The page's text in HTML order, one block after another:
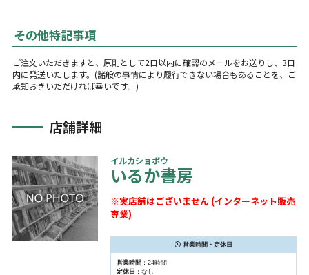
その他特記事項
ご注文いただきますと、原則として2日以内に確認のメールをお送りし、3日
内に発送いたします。(諸般の事情により履行できない場合もあることを、ご
承知おきいただければ幸いです。)
店舗詳細
イルカショボウ
いるか書房
※実店舗はございません (インターネット販売
専業)
営業時間・定休日
営業時間 ：24時間
定休日 ：なし